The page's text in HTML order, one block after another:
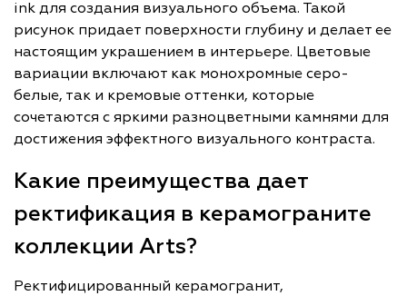
ink для создания визуального объема. Такой
рисунок придает поверхности глубину и делает ее
настоящим украшением в интерьере. Цветовые
вариации включают как монохромные серо-
белые, так и кремовые оттенки, которые
сочетаются с яркими разноцветными камнями для
достижения эффектного визуального контраста.
Какие преимущества дает
ректификация в керамограните
коллекции Arts?
Ректифицированный керамогранит,